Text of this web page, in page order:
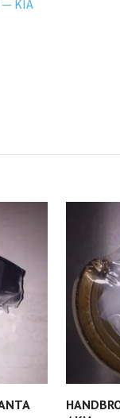
— KIA